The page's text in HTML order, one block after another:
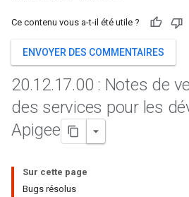
Ce contenu vous a-t-il été utile ?
ENVOYER DES COMMENTAIRES
20.12.17.00 : Notes de
des services pour les
Apigee
Sur cette page
Bugs résolus